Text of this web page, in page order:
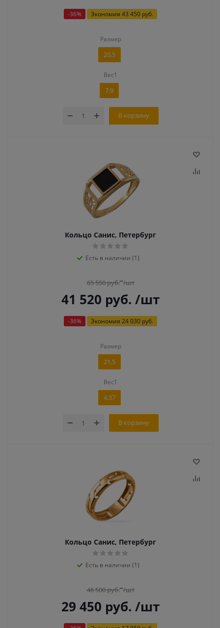
-36% Экономия 43 450 руб.
Размер
20,5
Вес1
7,9
В корзину
Кольцо Санис, Петербург
Есть в наличии (1)
65 550руб. /шт
41 520 руб. /шт
-36% Экономия 24 030 руб.
Размер
21,5
Вес1
4,37
В корзину
Кольцо Санис, Петербург
Есть в наличии (1)
46 500руб. /шт
29 450 руб. /шт